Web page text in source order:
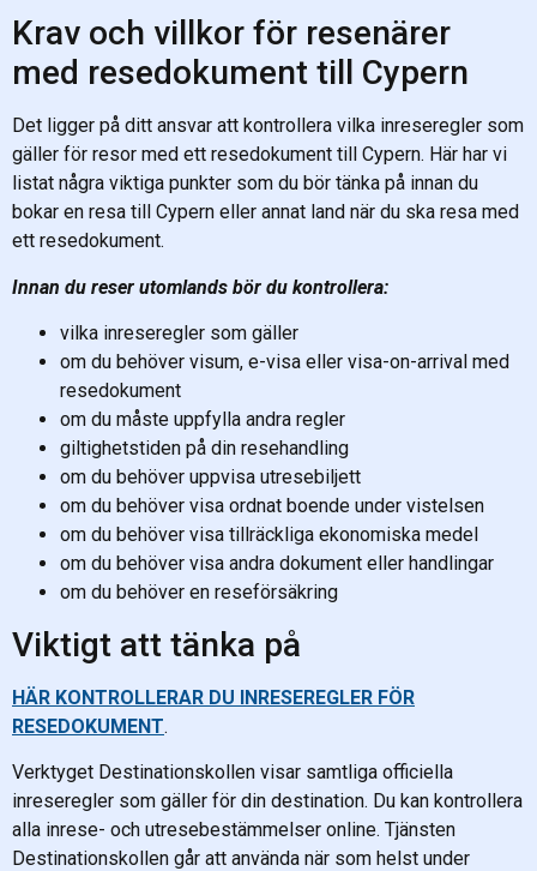
Krav och villkor för resenärer
med resedokument till Cypern
Det ligger på ditt ansvar att kontrollera vilka inreseregler som
gäller för resor med ett resedokument till Cypern. Här har vi
listat några viktiga punkter som du bör tänka på innan du
bokar en resa till Cypern eller annat land när du ska resa med
ett resedokument.
Innan du reser utomlands bör du kontrollera:
vilka inreseregler som gäller
om du behöver visum, e-visa eller visa-on-arrival med
resedokument
om du måste uppfylla andra regler
giltighetstiden på din resehandling
om du behöver uppvisa utresebiljett
om du behöver visa ordnat boende under vistelsen
om du behöver visa tillräckliga ekonomiska medel
om du behöver visa andra dokument eller handlingar
om du behöver en reseförsäkring
Viktigt att tänka på
HÄR KONTROLLERAR DU INRESEREGLER FÖR
RESEDOKUMENT.
Verktyget Destinationskollen visar samtliga officiella
inreseregler som gäller för din destination. Du kan kontrollera
alla inrese- och utresebestämmelser online. Tjänsten
Destinationskollen går att använda när som helst under